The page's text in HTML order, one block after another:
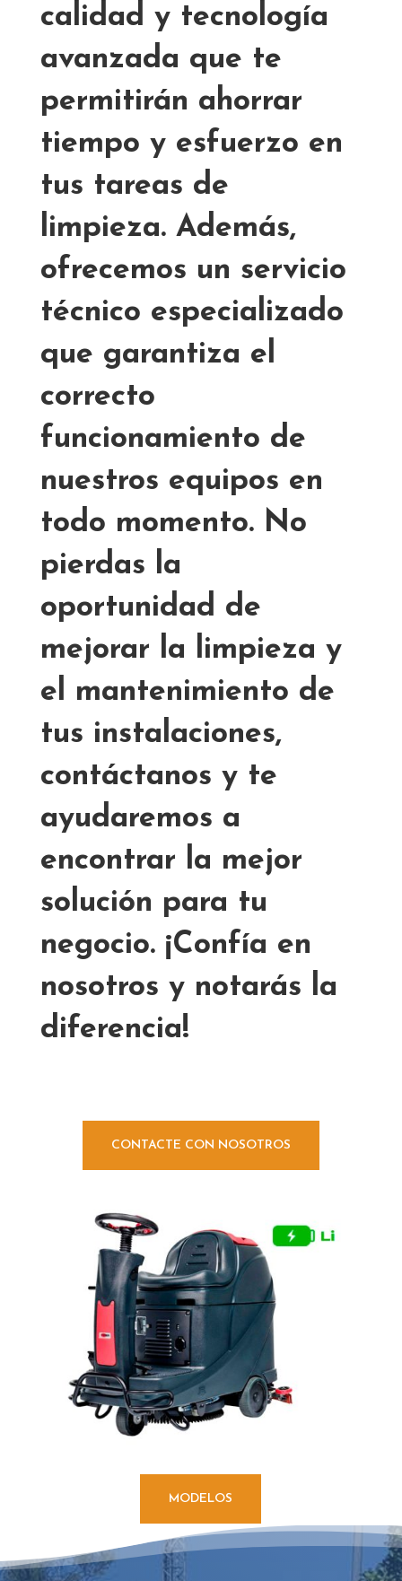
calidad y tecnología
avanzada que te
permitirán ahorrar
tiempo y esfuerzo en
tus tareas de
limpieza. Además,
ofrecemos un servicio
técnico especializado
que garantiza el
correcto
funcionamiento de
nuestros equipos en
todo momento. No
pierdas la
oportunidad de
mejorar la limpieza y
el mantenimiento de
tus instalaciones,
contáctanos y te
ayudaremos a
encontrar la mejor
solución para tu
negocio. ¡Confía en
nosotros y notarás la
diferencia!
CONTACTE CON NOSOTROS
MODELOS